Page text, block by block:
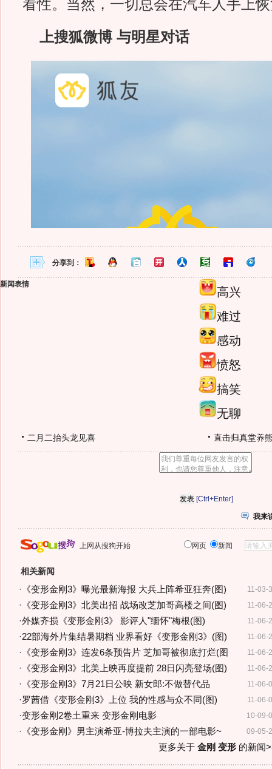
看性。当然，一切总会在汽车人手上
上搜狐微博 与明星对话
分享到：
新闻表情
高兴
难过
感动
愤怒
搞笑
无聊
二月二抬头龙见喜 直击归真堂养
[Ctrl+Enter]
我来
上网从搜狗开始 网页 新闻
相关新闻
11-03-
· 《变形金刚3》曝光最新海报 大兵上阵希亚狂奔(图)
11-06-
· 《变形金刚3》北美出招 战场改芝加哥高楼之间(图)
11-06-
·外媒齐损《变形金刚3》 影评人"缅怀"梅根(图)
11-06-
·22部海外片集结暑期档 业界看好《变形金刚3》(图)
11-06-
· 《变形金刚3》连发6条预告片 芝加哥被彻底打烂(图
11-06-
· 《变形金刚3》北美上映再度提前 28日闪亮登场(图)
11-06-
· 《变形金刚3》7月21日公映 新女郎:不做替代品
11-06-
·罗茜借《变形金刚3》上位 我的性感与众不同(图)
10-09-
·变形金刚2卷土重来 变形金刚电影
09-05-
· 《变形金刚》男主演希亚-博拉夫主演的一部电影~
更多关于 金刚 变形的新闻